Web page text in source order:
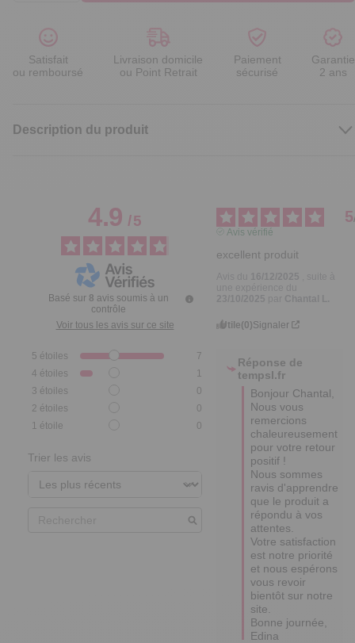
Satisfait
ou remboursé
Livraison domicile
ou Point Retrait
Paiement
sécurisé
Garantie
2 ans
Description du produit
4.9/5
Basé sur 8 avis soumis à un
contrôle
Voir tous les avis sur ce site
5 étoiles
7
4 étoiles
1
3 étoiles
0
2 étoiles
0
1 étoile 0
Trier les avis
5
Avis vérifié
excellent produit
Utile(0)Signaler
Réponse de
tempsl.fr
Bonjour Chantal,
Nous vous
remercions
chaleureusement
pour votre retour
positif !
Nous sommes
ravis d'apprendre
que le produit a
répondu à vos
attentes.
Votre satisfaction
est notre priorité
et nous espérons
vous revoir
bientôt sur notre
site.
Bonne journée,
Edina